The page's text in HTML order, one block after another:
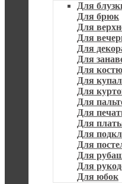
Для
Для брюк
Для
Для
Для
Для
Для
Для
Для
Для
Для
Для
Для
Для
Для
Для
Для юбок